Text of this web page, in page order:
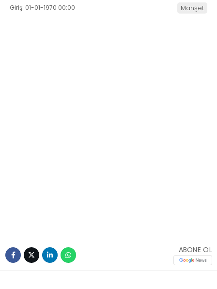
Giriş: 01-01-1970 00:00 Manşet
ABONE OL